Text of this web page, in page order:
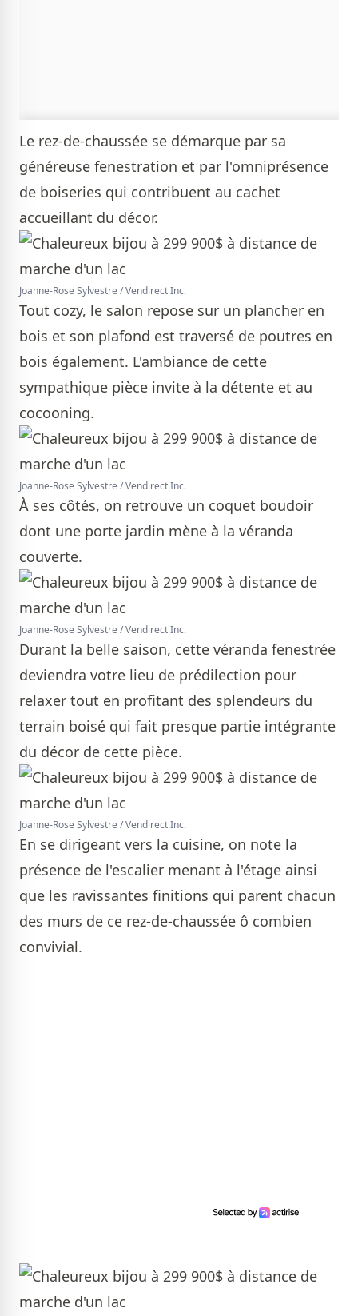
Le rez-de-chaussée se démarque par sa
généreuse fenestration et par l'omniprésence
de boiseries qui contribuent au cachet
accueillant du décor.
Joanne-Rose Sylvestre / Vendirect Inc.
Tout cozy, le salon repose sur un plancher en
bois et son plafond est traversé de poutres en
bois également. L'ambiance de cette
sympathique pièce invite à la détente et au
cocooning.
Joanne-Rose Sylvestre / Vendirect Inc.
À ses côtés, on retrouve un coquet boudoir
dont une porte jardin mène à la véranda
couverte.
Joanne-Rose Sylvestre / Vendirect Inc.
Durant la belle saison, cette véranda fenestrée
deviendra votre lieu de prédilection pour
relaxer tout en profitant des splendeurs du
terrain boisé qui fait presque partie intégrante
du décor de cette pièce.
Joanne-Rose Sylvestre / Vendirect Inc.
En se dirigeant vers la cuisine, on note la
présence de l'escalier menant à l'étage ainsi
que les ravissantes finitions qui parent chacun
des murs de ce rez-de-chaussée ô combien
convivial.